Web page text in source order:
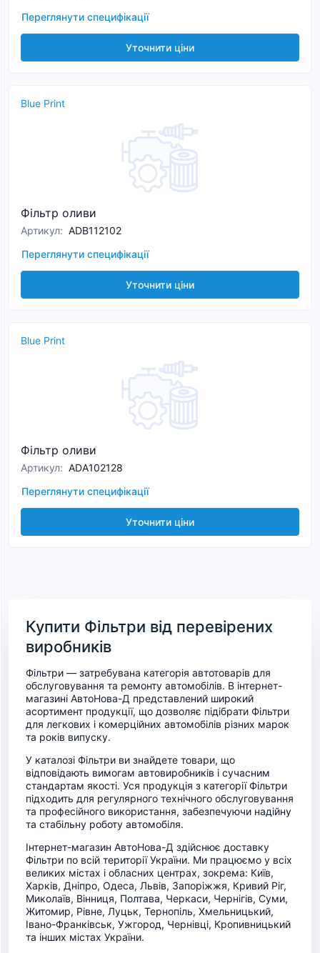
Переглянути специфікації
Уточнити ціни
Blue Print
Фільтр оливи
Артикул: ADB112102
Переглянути специфікації
Уточнити ціни
Blue Print
Фільтр оливи
Артикул: ADA102128
Переглянути специфікації
Уточнити ціни
Купити Фільтри від перевірених
виробників
Фільтри — затребувана категорія автотоварів для
обслуговування та ремонту автомобілів. В інтернет-
магазині АвтоНова-Д представлений широкий
асортимент продукції, що дозволяє підібрати Фільтри
для легкових і комерційних автомобілів різних марок
та років випуску.
У каталозі Фільтри ви знайдете товари, що
відповідають вимогам автовиробників і сучасним
стандартам якості. Уся продукція з категорії Фільтри
підходить для регулярного технічного обслуговування
та професійного використання, забезпечуючи надійну
та стабільну роботу автомобіля.
Інтернет-магазин АвтоНова-Д здійснює доставку
Фільтри по всій території України. Ми працюємо у всіх
великих містах і обласних центрах, зокрема: Київ,
Харків, Дніпро, Одеса, Львів, Запоріжжя, Кривий Ріг,
Миколаїв, Вінниця, Полтава, Черкаси, Чернігів, Суми,
Житомир, Рівне, Луцьк, Тернопіль, Хмельницький,
Івано-Франківськ, Ужгород, Чернівці, Кропивницький
та інших містах України.